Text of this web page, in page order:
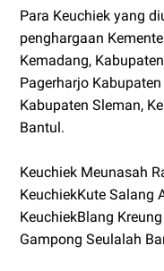
Para Keuchiek yang
penghargaan
Kemadang,
Pagerharjo
Kabupaten Sleman,
Bantul.
Keuchiek Meunasah
KeuchiekKute Salang
KeuchiekBlang
Gampong Seulalah